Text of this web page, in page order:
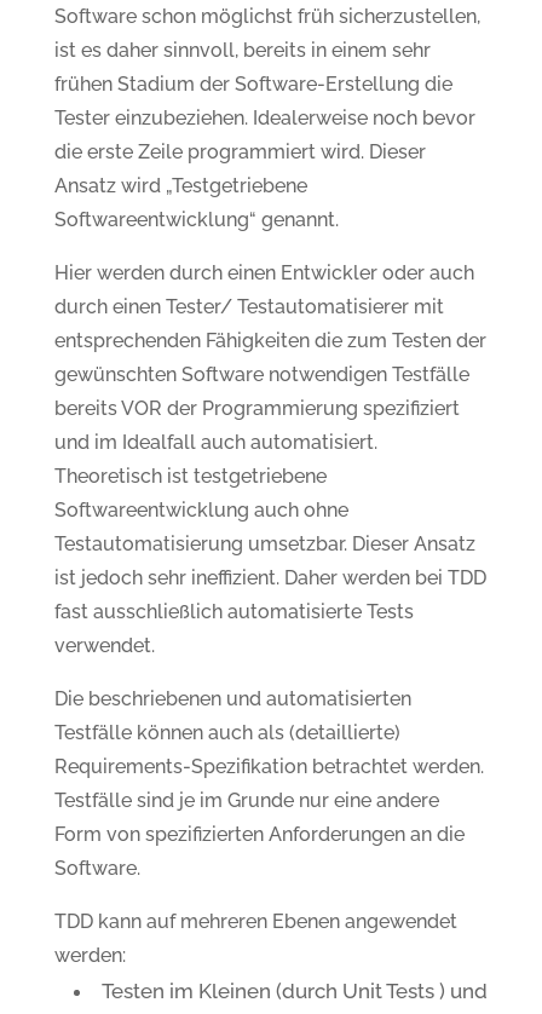
Software schon möglichst früh sicherzustellen,
ist es daher sinnvoll, bereits in einem sehr
frühen Stadium der Software-Erstellung die
Tester einzubeziehen. Idealerweise noch bevor
die erste Zeile programmiert wird. Dieser
Ansatz wird „Testgetriebene
Softwareentwicklung“ genannt.
Hier werden durch einen Entwickler oder auch
durch einen Tester/ Testautomatisierer mit
entsprechenden Fähigkeiten die zum Testen der
gewünschten Software notwendigen Testfälle
bereits VOR der Programmierung spezifiziert
und im Idealfall auch automatisiert.
Theoretisch ist testgetriebene
Softwareentwicklung auch ohne
Testautomatisierung umsetzbar. Dieser Ansatz
ist jedoch sehr ineffizient. Daher werden bei TDD
fast ausschließlich automatisierte Tests
verwendet.
Die beschriebenen und automatisierten
Testfälle können auch als (detaillierte)
Requirements-Spezifikation betrachtet werden.
Testfälle sind je im Grunde nur eine andere
Form von spezifizierten Anforderungen an die
Software.
TDD kann auf mehreren Ebenen angewendet
werden:
Testen im Kleinen (durch Unit Tests ) und